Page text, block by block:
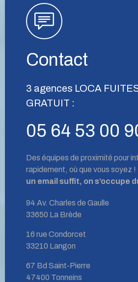
Contact
3 agences LOCA
GRATUIT :
05 64 53 00
Des équipes de proximité pour
rapidement, où que vous soyez !
un email suffit, on s’occupe
94 Av. Charles de Gaulle
33650 La Brède
16 rue Condorcet
33210 Langon
67 Bd Saint-Pierre
47400 Tonneins